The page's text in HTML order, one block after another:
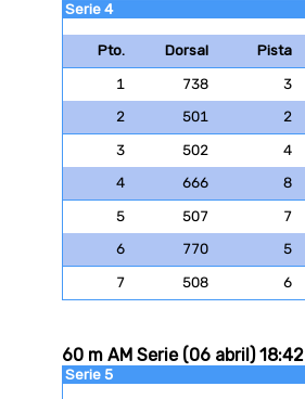
Serie 4
Pto. Dorsal Pista
1
738 3
2
501 2
3
502 4
4
666 8
5
507 7
6
770 5
7
508 6
Serie 5
60 m AM Serie (06 abril) 18:42